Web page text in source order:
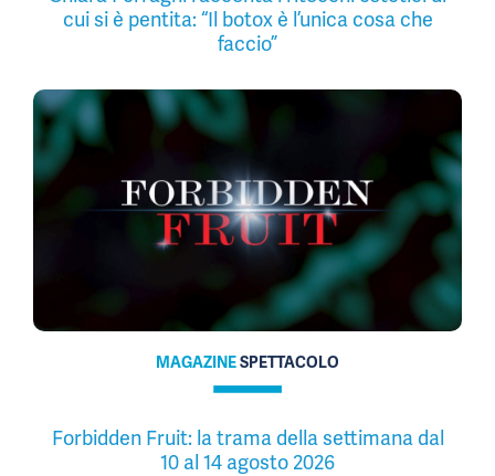
cui si è pentita: “Il botox è l’unica cosa che
faccio”
MAGAZINESPETTACOLO
Forbidden Fruit: la trama della settimana dal
10 al 14 agosto 2026